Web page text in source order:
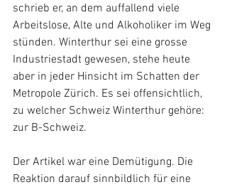
schrieb er, an dem auffallend viele
Arbeitslose, Alte und Alkoholiker im Weg
stünden. Winterthur sei eine grosse
Industriestadt gewesen, stehe heute
aber in jeder Hinsicht im Schatten der
Metropole Zürich. Es sei offensichtlich,
zu welcher Schweiz Winterthur gehöre:
zur B-Schweiz.
Der Artikel war eine Demütigung. Die
Reaktion darauf sinnbildlich für eine